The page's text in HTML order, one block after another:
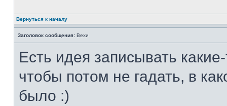
Вернуться к началу
Заголовок сообщения: Вехи
Есть идея записывать
чтобы потом не гадать, в
было :)